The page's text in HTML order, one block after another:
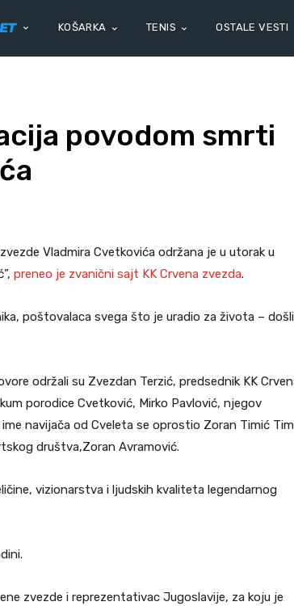
KOŠARKA TENIS OSTALE VESTI
povodom smrti
Vladmira Cvetkovića održana je u utorak u
preneo je zvanični sajt KK Crvena zvezda.
poštovalaca svega što je uradio za života – došli
održali su Zvezdan Terzić, predsednik KK
porodice Cvetković, Mirko Pavlović, njegov
navijača od Cveleta se oprostio Zoran Timić
društva,Zoran Avramović.
vizionarstva i ljudskih kvaliteta legendarnog
zvezde i reprezentativac Jugoslavije, za koju je